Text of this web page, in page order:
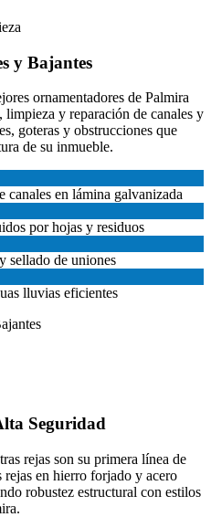
y Bajantes
ornamentadores de Palmira
limpieza y reparación de canales y
goteras y obstrucciones que
de su inmueble.
canales en lámina galvanizada
por hojas y residuos
sellado de uniones
lluvias eficientes
Seguridad
rejas son su primera línea de
en hierro forjado y acero
robustez estructural con estilos